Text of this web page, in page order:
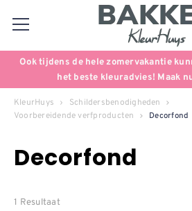
Ook tijdens de hele zomervakantie
het beste kleuradvies! Maak
KleurHuys
Schildersbenodigheden
Voorbereidende verfproducten
Decorfond
Decorfond
1 Resultaat